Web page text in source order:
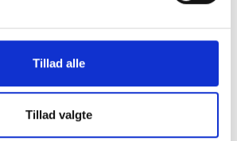
Tillad alle
Tillad valgte
du:
for beboere med sociale og
til at skabe tryghed og tillid i
over din egen rolle og